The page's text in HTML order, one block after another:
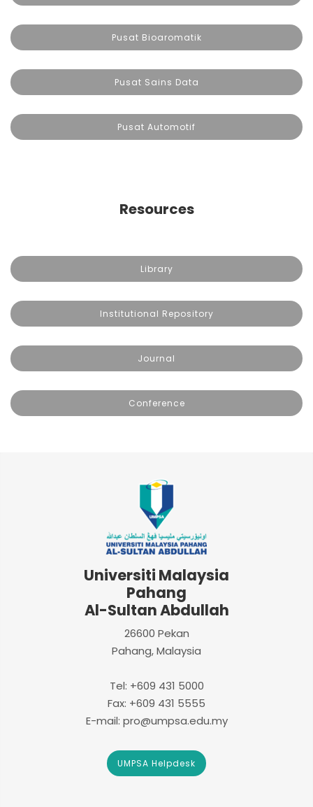
Pusat Bioaromatik
Pusat Sains Data
Pusat Automotif
Resources
Library
Institutional Repository
Journal
Conference
Universiti Malaysia
Pahang
Al-Sultan Abdullah
26600 Pekan
Pahang, Malaysia
Tel: +609 431 5000
Fax: +609 431 5555
E-mail: pro@umpsa.edu.my
UMPSA Helpdesk